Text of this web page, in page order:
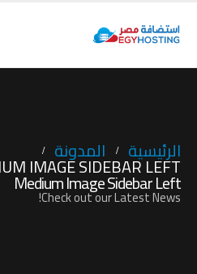
الرئيسية المدونة
IMAGE SIDEBAR LEFT
Medium Image Sidebar Left
Check out our Latest News!